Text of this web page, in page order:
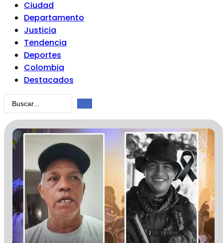
Ciudad
Departamento
Justicia
Tendencia
Deportes
Colombia
Destacados
Search